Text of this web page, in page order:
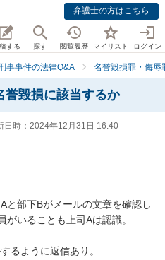
弁護士の方はこちら
する 探す 閲覧履歴 マイリスト ログイン
事事件の法律Q&A 名誉毀損罪・侮辱
誉毀損に該当するか
日時： 2024年12月31日 16:40
と部下Bがメールの文章を確認し
いることも上司Aは認識。
るように返信あり。